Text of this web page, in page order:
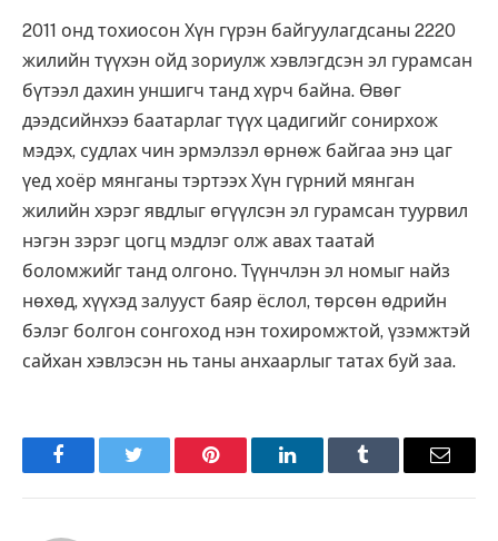
2011 онд тохиосон Хүн гүрэн байгуулагдсаны 2220
жилийн түүхэн ойд зориулж хэвлэгдсэн эл гурамсан
бүтээл дахин уншигч танд хүрч байна. Өвөг
дээдсийнхээ баатарлаг түүх цадигийг сонирхож
мэдэх, судлах чин эрмэлзэл өрнөж байгаа энэ цаг
үед хоёр мянганы тэртээх Хүн гүрний мянган
жилийн хэрэг явдлыг өгүүлсэн эл гурамсан туурвил
нэгэн зэрэг цогц мэдлэг олж авах таатай
боломжийг танд олгоно. Түүнчлэн эл номыг найз
нөхөд, хүүхэд залууст баяр ёслол, төрсөн өдрийн
бэлэг болгон сонгоход нэн тохиромжтой, үзэмжтэй
сайхан хэвлэсэн нь таны анхаарлыг татах буй заа.
FacebookTwitter Pinterest LinkedInTumblr Имэйл